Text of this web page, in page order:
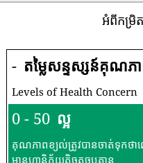
អំពីកម្
- តម្លៃសន្ទស្សន៍គុណភ
Levels of Health Concern
0 - 50 ល្អ
គុណភាពខ្យល់ត្រូវបានចាត់ទុកថា
មានហានិភ័យតិចតួចឬគ្មាន